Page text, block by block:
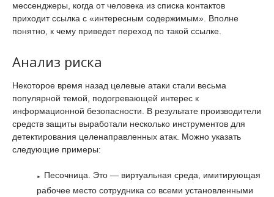
мессенджеры, когда от человека из списка контактов
приходит ссылка с «интересным содержимым». Вполне
понятно, к чему приведет переход по такой ссылке.
Анализ риска
Некоторое время назад целевые атаки стали весьма
популярной темой, подогревающей интерес к
информационной безопасности. В результате производители
средств защиты выработали несколько инструментов для
детектирования целенаправленных атак. Можно указать
следующие примеры:
Песочница. Это — виртуальная среда, имитирующая
рабочее место сотрудника со всеми установленными